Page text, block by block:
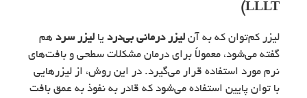
LLLT)
لیزر کم‌توان که به آن لیزر درمانی بی‌درد یا لیزر سرد هم
گفته می‌شود، معمولاً برای درمان مشکلات سطحی و بافت‌های
نرم مورد استفاده قرار می‌گیرد. در این روش، از لیزرهایی
با توان پایین استفاده می‌شود که قادر به نفوذ به عمق بافت